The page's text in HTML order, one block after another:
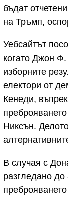
бъдат
на Тръмп,
Уебсайтът
когато Джон
изборните
електори от
Кенеди,
Никсън.
В случая с
разгледано